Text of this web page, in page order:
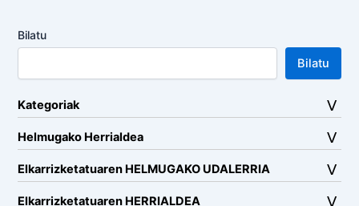
Bilatu
Bilatu
Kategoriak
Helmugako Herrialdea
Elkarrizketatuaren HELMUGAKO UDALERRIA
Elkarrizketatuaren HERRIALDEA